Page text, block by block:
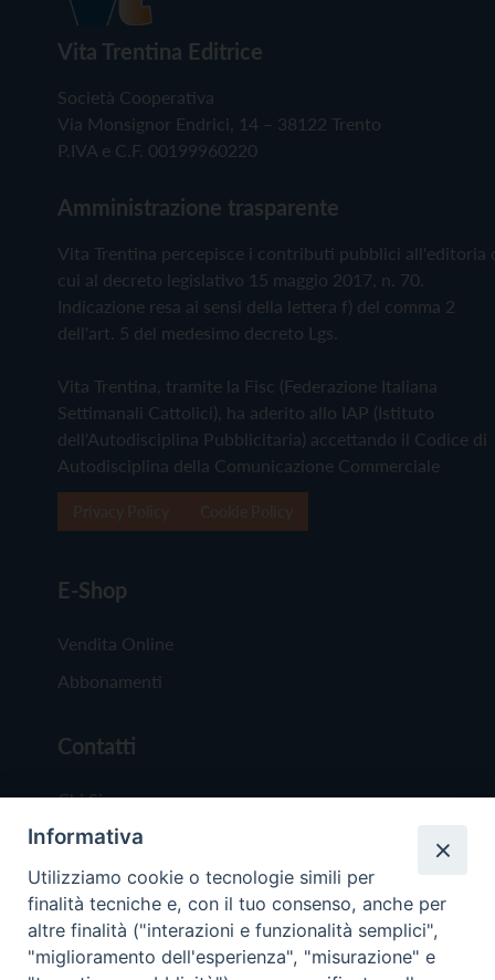
Vita Trentina Editrice
Società Cooperativa
Via Monsignor Endrici, 14 – 38122 Trento
P.IVA e C.F. 00199960220
Amministrazione trasparente
Vita Trentina percepisce i contributi pubblici all'editoria
cui al decreto legislativo 15 maggio 2017, n. 70.
Indicazione resa ai sensi della lettera f) del comma 2
dell'art. 5 del medesimo decreto Lgs.
Vita Trentina, tramite la Fisc (Federazione Italiana
Settimanali Cattolici), ha aderito allo IAP (Istituto
dell'Autodisciplina Pubblicitaria) accettando il Codice di
Autodisciplina della Comunicazione Commerciale
E-Shop
Vendita Online
Abbonamenti
Contatti
Chi Siamo
Redazione
Scrivici
Informativa
Utilizziamo cookie o tecnologie simili per
finalità tecniche e, con il tuo consenso, anche per
altre finalità ("interazioni e funzionalità semplici",
"miglioramento dell'esperienza", "misurazione" e